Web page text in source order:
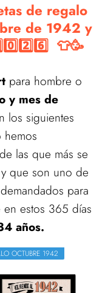
de regalo
de 1942 y
👕🥳
para hombre o
y mes de
los siguientes
las que más se
que son uno de
para
estos 365 días
años.
OCTUBRE 1942